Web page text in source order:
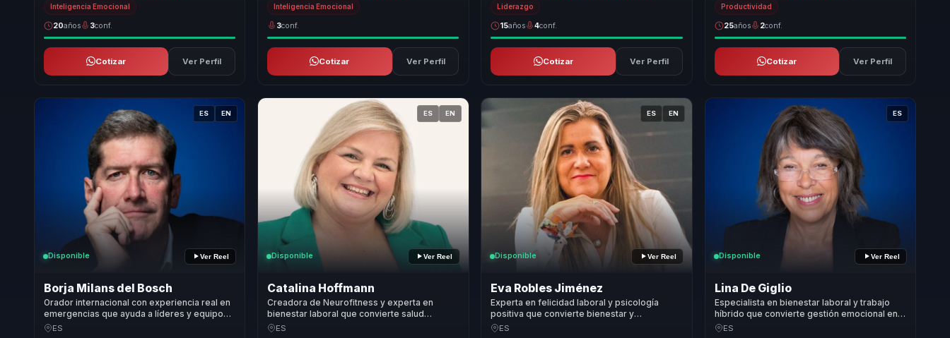
Inteligencia Emocional
20años 3conf.
Cotizar Ver Perfil
Inteligencia Emocional
3conf.
Cotizar Ver Perfil
Liderazgo
15años 4conf.
Cotizar Ver Perfil
Productividad
25años 2conf.
Cotizar Ver Perfil
ES EN
Disponible Ver Reel
Borja Milans del Bosch
Orador internacional con experiencia real en
emergencias que ayuda a líderes y equipos a
convertir resiliencia en claridad, coraje y
ES
ES EN
Disponible Ver Reel
Catalina Hoffmann
Creadora de Neurofitness y experta en
bienestar laboral que convierte salud
cerebral, liderazgo y gestión del estrés en
ES
ES EN
Disponible Ver Reel
Eva Robles Jiménez
Experta en felicidad laboral y psicología
positiva que convierte bienestar y
mentalidad en cultura, energía y rendimiento
ES
ES
Disponible Ver Reel
Lina De Giglio
Especialista en bienestar laboral y trabajo
híbrido que convierte gestión emocional en
productividad sostenible para líderes y
ES